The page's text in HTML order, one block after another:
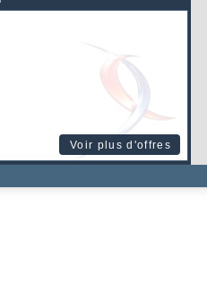
Voir plus d'offres